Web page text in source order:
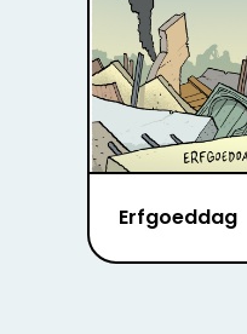
Erfgoeddag